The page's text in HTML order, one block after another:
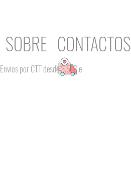
SOBRE CONTACTOS
Envios por CTT desde 3.51€ e